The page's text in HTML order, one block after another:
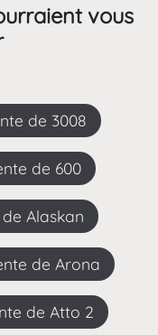
vous
de 3008
de 600
de Alaskan
de Arona
de Atto 2